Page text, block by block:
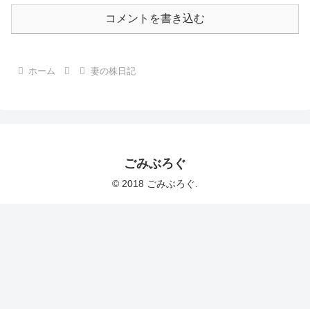
コメントを書き込む
ホーム 妻の株日記
ごみぶろぐ
© 2018 ごみぶろぐ.